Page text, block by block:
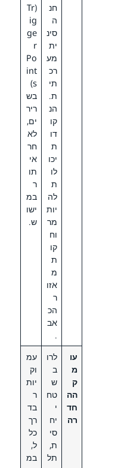
חנ
ה
סינ
ית
מע
רכ
תי
ת.
הנ
קו
דו
ת
יכו
לו
ת
לה
יות
מר
וח
קו
ת
מ
אזו
ר
הכ
אב
.
(Tr
ig
ge
r
Po
int
s)
בש
ריר
ים,
לא
חר
אי
תו
ר
במ
ישו
ש.
עו
מ
ק
הה
חד
רה
לרו
ב
ש
טח
י
יח
סי
ת,
תל
עמ
וק
יות
ר
בד
רך
כל
ל,
במ